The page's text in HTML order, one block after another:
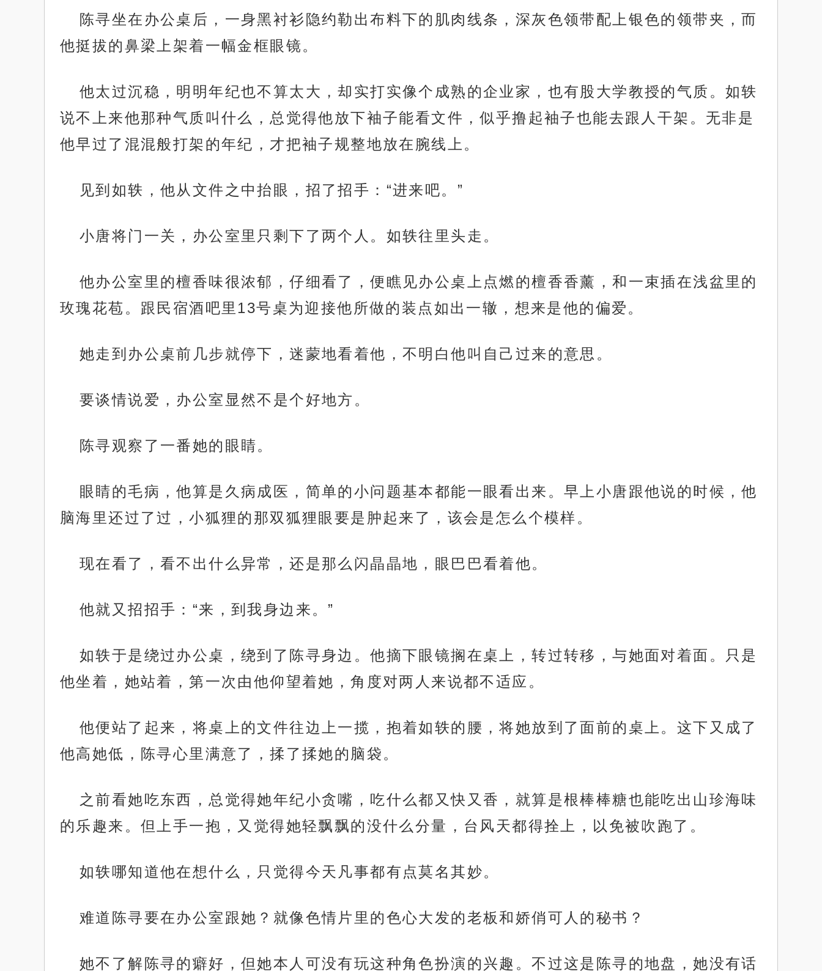
陈寻坐在办公桌后，一身黑衬衫隐约勒出布料下的肌肉线条，深灰色领带配上银色的领带夹，而
他挺拔的鼻梁上架着一幅金框眼镜。
他太过沉稳，明明年纪也不算太大，却实打实像个成熟的企业家，也有股大学教授的气质。如轶
说不上来他那种气质叫什么，总觉得他放下袖子能看文件，似乎撸起袖子也能去跟人干架。无非是
他早过了混混般打架的年纪，才把袖子规整地放在腕线上。
见到如轶，他从文件之中抬眼，招了招手：“进来吧。”
小唐将门一关，办公室里只剩下了两个人。如轶往里头走。
他办公室里的檀香味很浓郁，仔细看了，便瞧见办公桌上点燃的檀香香薰，和一束插在浅盆里的
玫瑰花苞。跟民宿酒吧里13号桌为迎接他所做的装点如出一辙，想来是他的偏爱。
她走到办公桌前几步就停下，迷蒙地看着他，不明白他叫自己过来的意思。
要谈情说爱，办公室显然不是个好地方。
陈寻观察了一番她的眼睛。
眼睛的毛病，他算是久病成医，简单的小问题基本都能一眼看出来。早上小唐跟他说的时候，他
脑海里还过了过，小狐狸的那双狐狸眼要是肿起来了，该会是怎么个模样。
现在看了，看不出什么异常，还是那么闪晶晶地，眼巴巴看着他。
他就又招招手：“来，到我身边来。”
如轶于是绕过办公桌，绕到了陈寻身边。他摘下眼镜搁在桌上，转过转移，与她面对着面。只是
他坐着，她站着，第一次由他仰望着她，角度对两人来说都不适应。
他便站了起来，将桌上的文件往边上一揽，抱着如轶的腰，将她放到了面前的桌上。这下又成了
他高她低，陈寻心里满意了，揉了揉她的脑袋。
之前看她吃东西，总觉得她年纪小贪嘴，吃什么都又快又香，就算是根棒棒糖也能吃出山珍海味
的乐趣来。但上手一抱，又觉得她轻飘飘的没什么分量，台风天都得拴上，以免被吹跑了。
如轶哪知道他在想什么，只觉得今天凡事都有点莫名其妙。
难道陈寻要在办公室跟她？就像色情片里的色心大发的老板和娇俏可人的秘书？
她不了解陈寻的癖好，但她本人可没有玩这种角色扮演的兴趣。不过这是陈寻的地盘，她没有话